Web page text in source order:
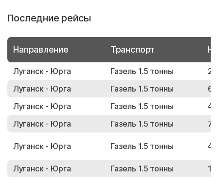
Последние рейсы
Направление Транспорт
Луганск - Юрга Газель 1.5 тонны
Луганск - Юрга
Газель 1.5 тонны
Луганск - Юрга
Газель 1.5 тонны
Луганск - Юрга
Газель 1.5 тонны
Луганск - Юрга Газель 1.5 тонны
Луганск - Юрга Газель 1.5 тонны